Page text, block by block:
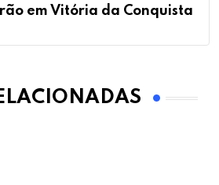
em Vitória da Conquista